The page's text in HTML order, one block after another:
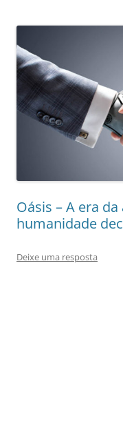
Oásis – A era
humanidade
Deixe uma resposta